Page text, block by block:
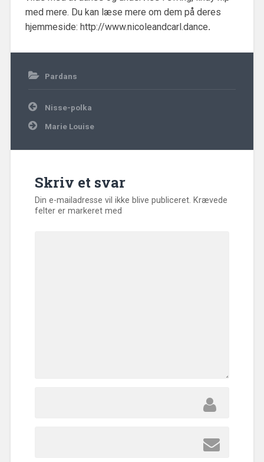
med mere. Du kan læse mere om dem på deres
hjemmeside: http://www.nicoleandcarl.dance.
1.
Pardans
Indlægsnavigation
Nisse-polka
Marie Louise
Skriv et svar
Din e-mailadresse vil ikke blive publiceret. Krævede
felter er markeret med